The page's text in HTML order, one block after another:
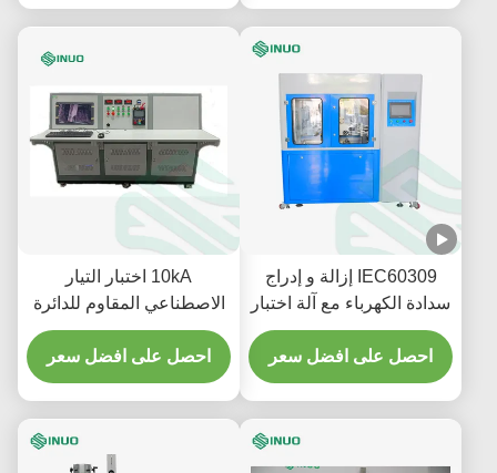
IEC60309 إزالة و إدراج
سدادة الكهرباء مع آلة اختبار
القبول
احصل على افضل سعر
10kA اختبار التيار
الاصطناعي المقاوم للدائرة
القصيرة IEC 62196-1
متوافق مع اختبار EV
احصل على افضل سعر